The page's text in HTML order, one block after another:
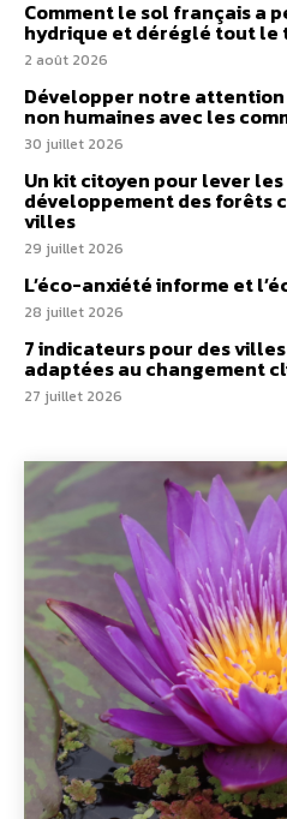
Comment le sol français a
hydrique et déréglé tout
2 août 2026
Développer notre
non humaines avec les
30 juillet 2026
Un kit citoyen pour lever
développement des forêts
villes
29 juillet 2026
L’éco-anxiété informe et
28 juillet 2026
7 indicateurs pour des
adaptées au changement
27 juillet 2026